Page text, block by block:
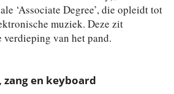
‘Associate Degree’, die opleidt tot
muziek. Deze zit
van het pand.
zang en keyboard